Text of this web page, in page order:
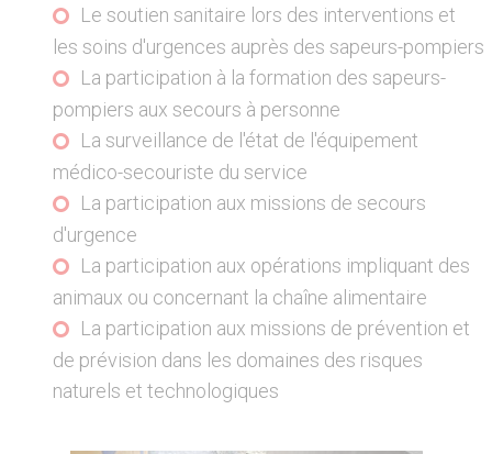
Le soutien sanitaire lors des interventions et
les soins d'urgences auprès des sapeurs-pompiers
La participation à la formation des sapeurs-
pompiers aux secours à personne
La surveillance de l'état de l'équipement
médico-secouriste du service
La participation aux missions de secours
d'urgence
La participation aux opérations impliquant des
animaux ou concernant la chaîne alimentaire
La participation aux missions de prévention et
de prévision dans les domaines des risques
naturels et technologiques